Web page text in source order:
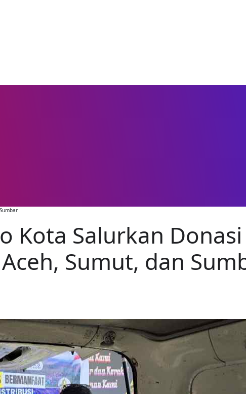
Kota Salurkan Donasi
Sumut, dan